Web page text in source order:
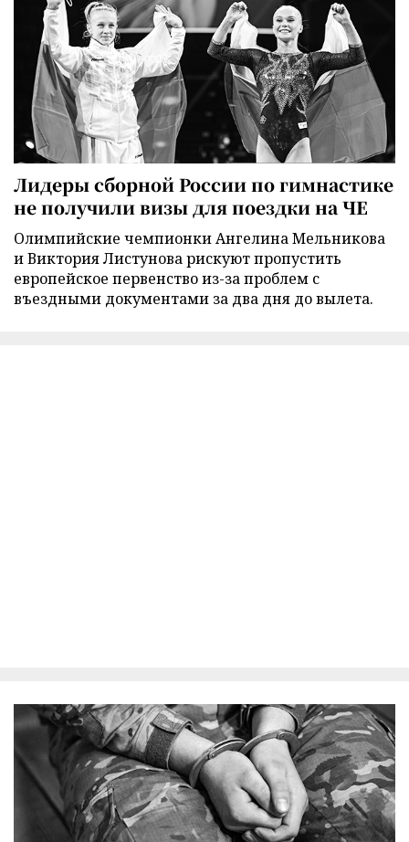
Лидеры сборной России по гимнастике
не получили визы для поездки на ЧЕ
Олимпийские чемпионки Ангелина Мельникова
и Виктория Листунова рискуют пропустить
европейское первенство из-за проблем с
въездными документами за два дня до вылета.